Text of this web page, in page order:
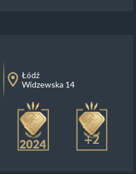
Łódź
Widzewska 14
+2